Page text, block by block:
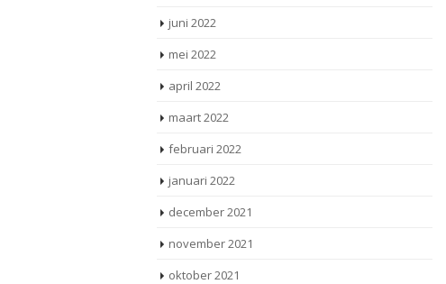
juni 2022
mei 2022
april 2022
maart 2022
februari 2022
januari 2022
december 2021
november 2021
oktober 2021